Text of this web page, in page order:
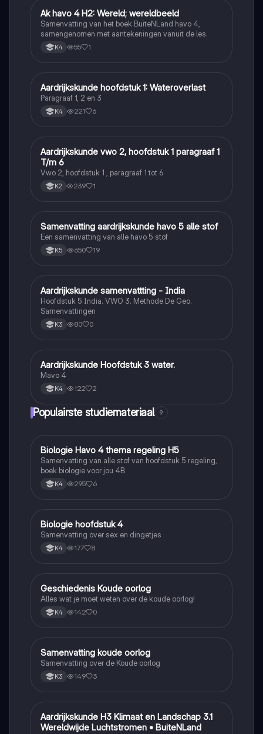
Aardrijkskunde
Ak havo 4 H2: Wereld; wereldbeeld
Samenvatting van het boek BuiteNLand havo 4,
samengenomen met aantekeningen vanuit de les.
K4 55 1
Aardrijkskunde
Aardrijkskunde hoofdstuk 1: Wateroverlast
Paragraaf 1, 2 en 3
K4 221 6
Aardrijkskunde
Aardrijkskunde vwo 2, hoofdstuk 1 paragraaf 1
T/m 6
Vwo 2, hoofdstuk 1 , paragraaf 1 tot 6
K2 239 1
Aardrijkskunde
Samenvatting aardrijkskunde havo 5 alle stof
Een samenvatting van alle havo 5 stof
K5 650 19
Aardrijkskunde
Aardrijkskunde samenvattting - India
Hoofdstuk 5 India. VWO 3. Methode De Geo.
Samenvattingen
K3 80 0
Aardrijkskunde
Aardrijkskunde Hoofdstuk 3 water.
Mavo 4
K4 122 2
Populairste studiemateriaal 9
Biologie
Biologie Havo 4 thema regeling H5
Samenvatting van alle stof van hoofdstuk 5 regeling,
boek biologie voor jou 4B
K4 295 6
Biologie
Biologie hoofdstuk 4
Samenvatting over sex en dingetjes
K4 177 8
Geschiedenis
Geschiedenis Koude oorlog
Alles wat je moet weten over de koude oorlog!
K4 142 0
Geschiedenis
Samenvatting koude oorlog
Samenvatting over de Koude oorlog
K3 149 3
Aardrijkskunde
Aardrijkskunde H3 Klimaat en Landschap 3.1
Wereldwijde Luchtstromen • BuiteNLand